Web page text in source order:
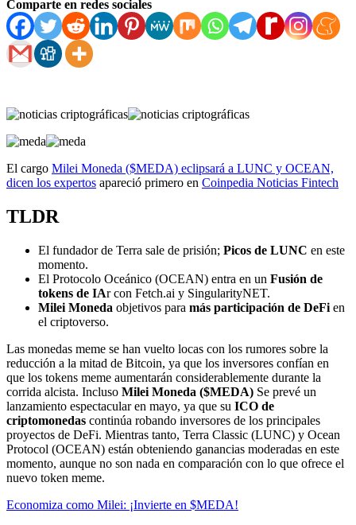
Comparte en redes sociales
El cargo Milei Moneda ($MEDA) eclipsará a LUNC y OCEAN,
dicen los expertos apareció primero en Coinpedia Noticias Fintech
TLDR
El fundador de Terra sale de prisión; Picos de LUNC en este
momento.
El Protocolo Oceánico (OCEAN) entra en un Fusión de
tokens de IAr con Fetch.ai y SingularityNET.
Milei Moneda objetivos para más participación de DeFi en
el criptoverso.
Las monedas meme se han vuelto locas con los rumores sobre la
reducción a la mitad de Bitcoin, ya que los inversores confían en
que los tokens meme aumentarán considerablemente durante la
corrida alcista. Incluso Milei Moneda ($MEDA) Se prevé un
lanzamiento espectacular en mayo, ya que su ICO de
criptomonedas continúa robando inversores de los principales
proyectos de DeFi. Mientras tanto, Terra Classic (LUNC) y Ocean
Protocol (OCEAN) están obteniendo ganancias moderadas en este
momento, aunque no son nada en comparación con lo que ofrece el
nuevo token meme.
Economiza como Milei: ¡Invierte en $MEDA!